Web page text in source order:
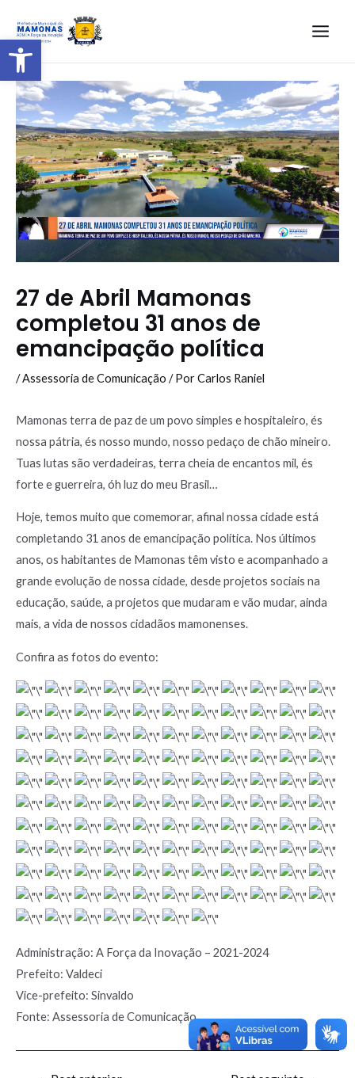
Barra de Ferramentas Aberta
27 de Abril Mamonas
completou 31 anos de
emancipação política
/Assessoria de Comunicação / PorCarlos Raniel
Mamonas terra de paz de um povo simples e hospitaleiro, és
nossa pátria, és nosso mundo, nosso pedaço de chão mineiro.
Tuas lutas são verdadeiras, terra cheia de encantos mil, és
forte e guerreira, óh luz do meu Brasil…
Hoje, temos muito que comemorar, afinal nossa cidade está
completando 31 anos de emancipação política. Nos últimos
anos, os habitantes de Mamonas têm visto e acompanhado a
grande evolução de nossa cidade, desde projetos sociais na
educação, saúde, a projetos que mudaram e vão mudar, ainda
mais, a vida de nossos cidadãos mamonenses.
Confira as fotos do evento:
Administração: A Força da Inovação – 2021-2024
Prefeito: Valdeci
Vice-prefeito: Sinvaldo
Fonte: Assessoria de Comunicação